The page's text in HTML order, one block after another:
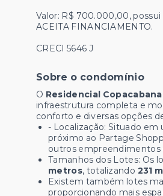
Valor: R$ 700.000,00, possui
ACEITA FINANCIAMENTO.
CRECI 5646 J
Sobre o condomínio
O Residencial Copacabana
infraestrutura completa e
conforto e diversas opções
- Localização:Situado em
próximo ao Partage
outros empreendimentos
Tamanhos dos Lotes: Os
metros, totalizando 231
Existem também lotes
proporcionando mais